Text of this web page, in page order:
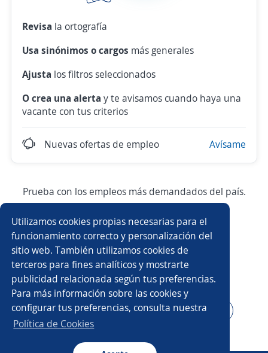
Utilizamos cookies propias necesarias para el
funcionamiento correcto y personalización del
sitio web. También utilizamos cookies de
terceros para fines analíticos y mostrarte
publicidad relacionada según tus preferencias.
Para más información sobre las cookies y
configurar tus preferencias, consulta nuestra
Política de Cookies
Revisa la ortografía
Usa sinónimos o cargos más generales
Ajusta los filtros seleccionados
O crea una alerta y te avisamos cuando haya una
vacante con tus criterios
Nuevas ofertas de empleo Avísame
Prueba con los empleos más demandados del país.
Asesor/a comercial Asesor/a comercial freelance
Producción Ejecutivo/a comercial
Auxiliar de almacén Asesor/a telefónico
Auxiliar administrativo/a Asesor/a servicio al cliente
Auxiliar de cocina